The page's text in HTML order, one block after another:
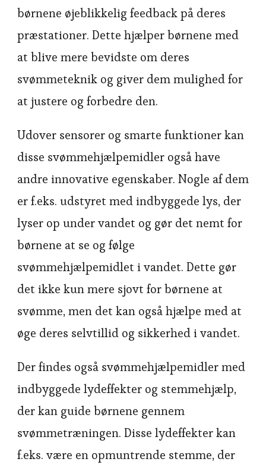
børnene øjeblikkelig feedback på deres
præstationer. Dette hjælper børnene med
at blive mere bevidste om deres
svømmeteknik og giver dem mulighed for
at justere og forbedre den.
Udover sensorer og smarte funktioner kan
disse svømmehjælpemidler også have
andre innovative egenskaber. Nogle af dem
er f.eks. udstyret med indbyggede lys, der
lyser op under vandet og gør det nemt for
børnene at se og følge
svømmehjælpemidlet i vandet. Dette gør
det ikke kun mere sjovt for børnene at
svømme, men det kan også hjælpe med at
øge deres selvtillid og sikkerhed i vandet.
Der findes også svømmehjælpemidler med
indbyggede lydeffekter og stemmehjælp,
der kan guide børnene gennem
svømmetræningen. Disse lydeffekter kan
f.eks. være en opmuntrende stemme, der